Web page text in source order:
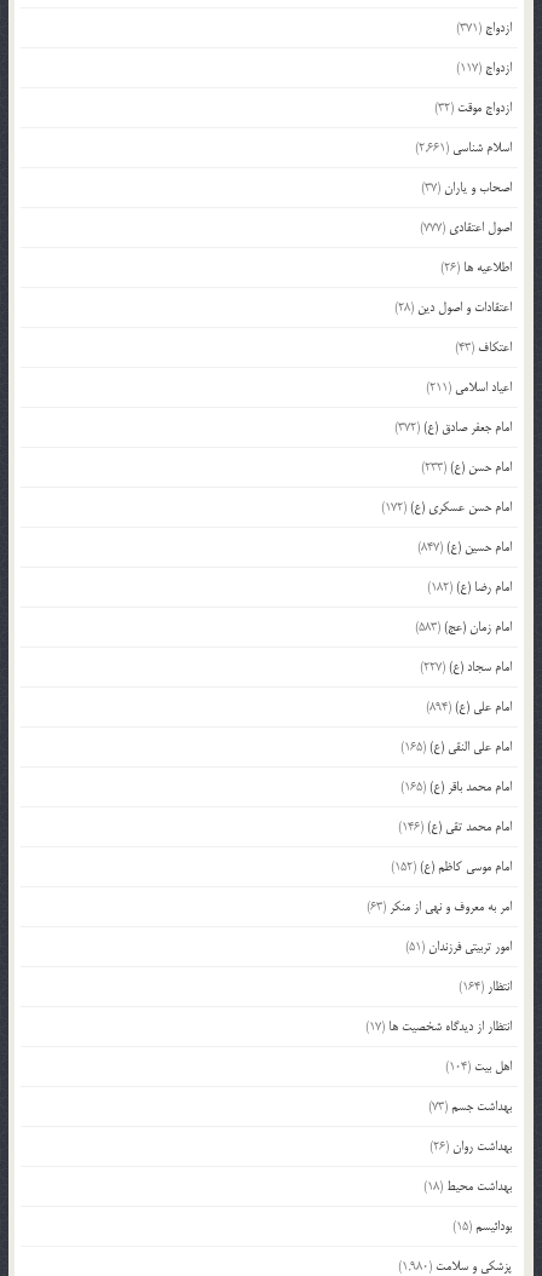
ازدواج (371)
ازدواج (117)
ازدواج موقت (32)
اسلام شناسی (2,661)
اصحاب و یاران(37)
اصول اعتقادی (777)
اطلاعیه ها (26)
اعتقادات و اصول دین (28)
اعتکاف (43)
اعیاد اسلامی (211)
امام جعفر صادق (ع)(372)
امام حسن (ع)(233)
امام حسن عسکری (ع)(172)
امام حسین (ع)(847)
امام رضا (ع)(182)
امام زمان (عج)(583)
امام سجاد (ع)(227)
امام علی (ع)(894)
امام علی النقی (ع)(165)
امام محمد باقر (ع)(165)
امام محمد تقی (ع)(146)
امام موسی کاظم (ع)(152)
امر به معروف و نهی از منکر (63)
امور تربیتی فرزندان(51)
انتظار (164)
انتظار از دیدگاه شخصیت ها (17)
اهل بیت (104)
بهداشت جسم(73)
بهداشت روان(26)
بهداشت محیط (18)
بودائیسم(15)
پزشکی و سلامت (1,980)